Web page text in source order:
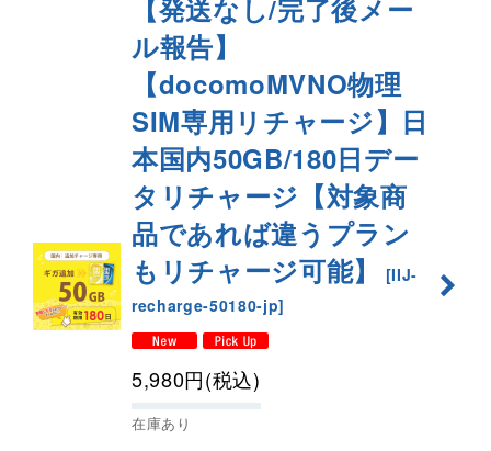
【発送なし/完了後メー
ル報告】
【docomoMVNO物理
SIM専用リチャージ】日
本国内50GB/180日デー
タリチャージ【対象商
品であれば違うプラン
もリチャージ可能】
[IIJ-
recharge-50180-jp]
5,980円(税込)
在庫あり